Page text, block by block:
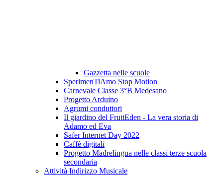
Gazzetta nelle scuole
SperimenTiAmo Stop Motion
Carnevale Classe 3°B Medesano
Progetto Arduino
Agrumi conduttori
Il giardino del FruttEden - La vera storia di
Adamo ed Eva
Safer Internet Day 2022
Caffè digitali
Progetto Madrelingua nelle classi terze scuola
secondaria
Attività Indirizzo Musicale